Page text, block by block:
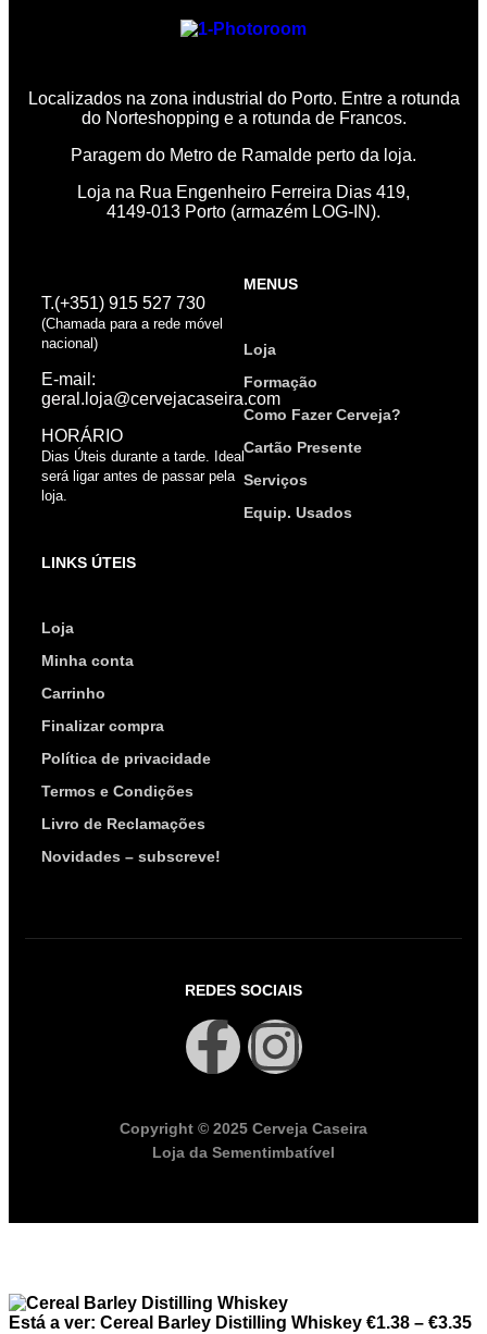
Localizados na zona industrial do Porto. Entre a rotunda
do Norteshopping e a rotunda de Francos.
Paragem do Metro de Ramalde perto da loja.
Loja na Rua Engenheiro Ferreira Dias 419,
4149-013 Porto (armazém LOG-IN).
T.(+351) 915 527 730
(Chamada para a rede móvel
nacional)
E-mail:
geral.loja@cervejacaseira.com
HORÁRIO
Dias Úteis durante a tarde. Ideal
será ligar antes de passar pela
loja.
MENUS
Loja
Formação
Como Fazer Cerveja?
Cartão Presente
Serviços
Equip. Usados
LINKS ÚTEIS
Loja
Minha conta
Carrinho
Finalizar compra
Política de privacidade
Termos e Condições
Livro de Reclamações
Novidades – subscreve!
REDES SOCIAIS
Copyright © 2025 Cerveja Caseira
Loja da Sementimbatível
Está a ver: Cereal Barley Distilling Whiskey €1.38 – €3.35